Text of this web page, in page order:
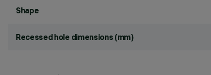
Shape
Recessed hole dimensions (mm)